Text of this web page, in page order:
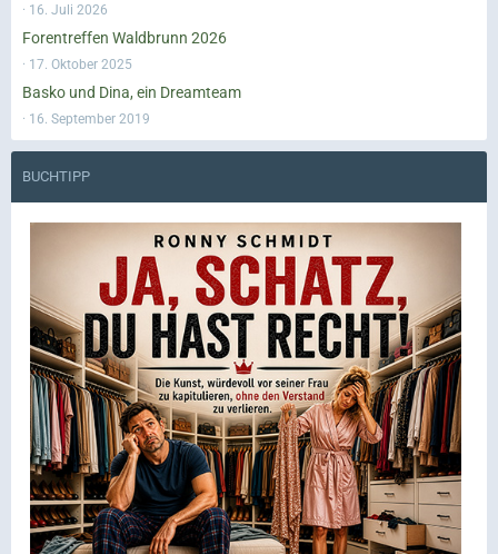
16. Juli 2026
Forentreffen Waldbrunn 2026
17. Oktober 2025
Basko und Dina, ein Dreamteam
16. September 2019
BUCHTIPP